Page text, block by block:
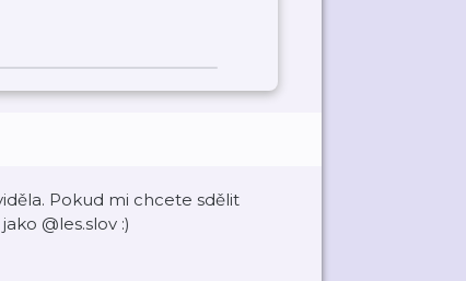
Pokud mi chcete sdělit
@les.slov :)